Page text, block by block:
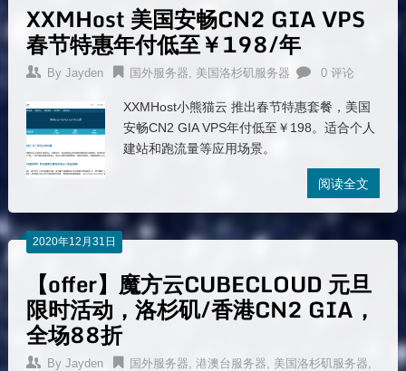
XXMHost 美国安畅CN2 GIA VPS
春节特惠年付低至￥198/年
By Jayden 国外服务器, 美国洛杉矶服务器 0 评论
XXMHost小熊猫云 推出春节特惠套餐，美国
安畅CN2 GIA VPS年付低至￥198。适合个人
建站和跑流量等应用场景。
阅读全文
2020年12月31日
【offer】魔方云CUBECLOUD 元旦
限时活动，洛杉矶/香港CN2 GIA，
全场88折
By Jayden 国外服务器, 港澳台服务器, 美国洛杉矶服务器,